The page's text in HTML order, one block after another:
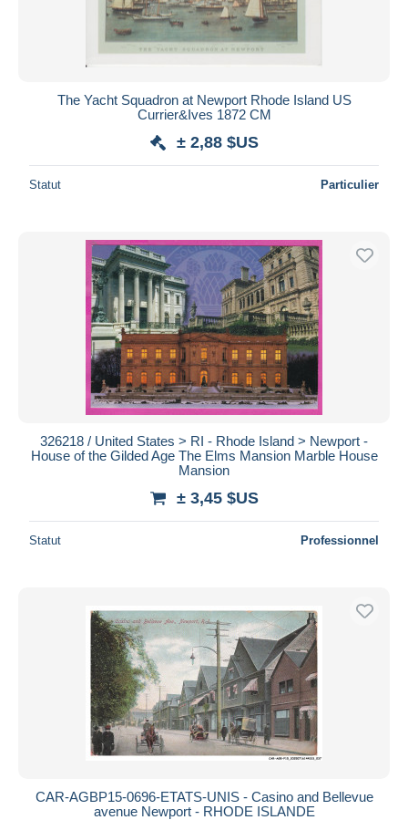
The Yacht Squadron at Newport Rhode Island US
Currier&Ives 1872 CM
± 2,88 $US
Statut Particulier
326218 / United States > RI - Rhode Island > Newport -
House of the Gilded Age The Elms Mansion Marble House
Mansion
± 3,45 $US
Statut Professionnel
CAR-AGBP15-0696-ETATS-UNIS - Casino and Bellevue
avenue Newport - RHODE ISLANDE